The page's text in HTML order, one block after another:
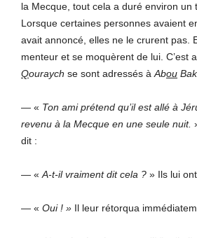
la Mecque, tout cela a duré environ un
Lorsque certaines personnes avaient
avait annoncé, elles ne le crurent pas.
menteur et se moquèrent de lui. C’est
Qouraych se sont adressés àAbou
— « Ton ami prétend qu’il est allé à
revenu à la Mecque en une seule nuit.
dit :
— «A-t-il vraiment dit cela ? » Ils lui
— « Oui ! » Il leur rétorqua